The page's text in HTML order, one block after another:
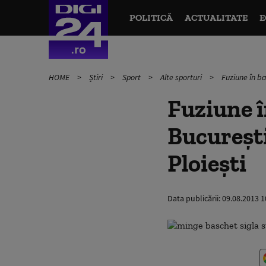
POLITICĂ ACTUALITATE
HOME Știri Sport Alte sporturi Fuziune în
Fuziune
Ploiești
Data publicării:09.08.2013